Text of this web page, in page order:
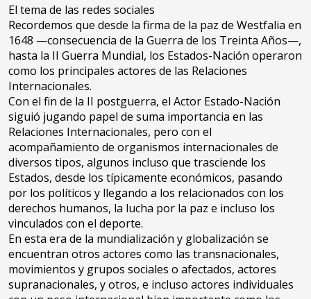
El tema de las redes sociales
Recordemos que desde la firma de la paz de Westfalia en
1648 —consecuencia de la Guerra de los Treinta Años—,
hasta la II Guerra Mundial, los Estados-Nación operaron
como los principales actores de las Relaciones
Internacionales.
Con el fin de la II postguerra, el Actor Estado-Nación
siguió jugando papel de suma importancia en las
Relaciones Internacionales, pero con el
acompañamiento de organismos internacionales de
diversos tipos, algunos incluso que trasciende los
Estados, desde los típicamente económicos, pasando
por los políticos y llegando a los relacionados con los
derechos humanos, la lucha por la paz e incluso los
vinculados con el deporte.
En esta era de la mundialización y globalización se
encuentran otros actores como las transnacionales,
movimientos y grupos sociales o afectados, actores
supranacionales, y otros, e incluso actores individuales